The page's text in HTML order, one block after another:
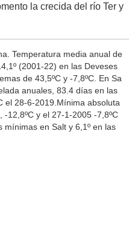
la crecida del río Ter y
Temperatura media anual de
(2001-22) en las Deveses
de 43,5ºC y -7,8ºC. En Sa
anuales, 83.4 días en las
el 28-6-2019.Mínima absoluta
12,8ºC y el 27-1-2005 -7,8ºC
mínimas en Salt y 6,1º en las